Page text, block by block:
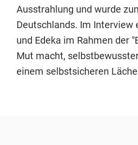
Ausstrahlung und wurde
Deutschlands. Im
und Edeka im Rahmen der
Mut macht,
einem selbstsicheren